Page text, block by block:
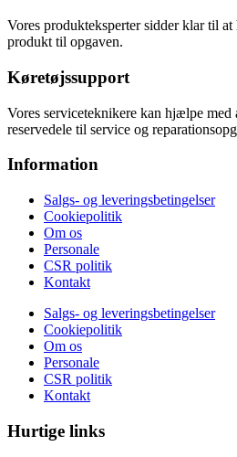
Vores produkteksperter sidder klar til
produkt til opgaven.
Køretøjssupport
Vores serviceteknikere kan hjælpe
reservedele til service og
Information
Salgs- og leveringsbetingelser
Cookiepolitik
Om os
Personale
CSR politik
Kontakt
Salgs- og leveringsbetingelser
Cookiepolitik
Om os
Personale
CSR politik
Kontakt
Hurtige links